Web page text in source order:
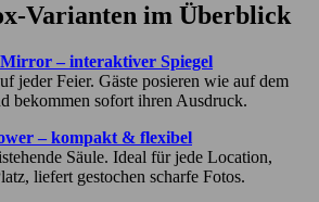
Varianten im Überblick
– interaktiver Spiegel
jeder Feier. Gäste posieren wie auf dem
bekommen sofort ihren Ausdruck.
– kompakt & flexibel
Säule. Ideal für jede Location,
liefert gestochen scharfe Fotos.